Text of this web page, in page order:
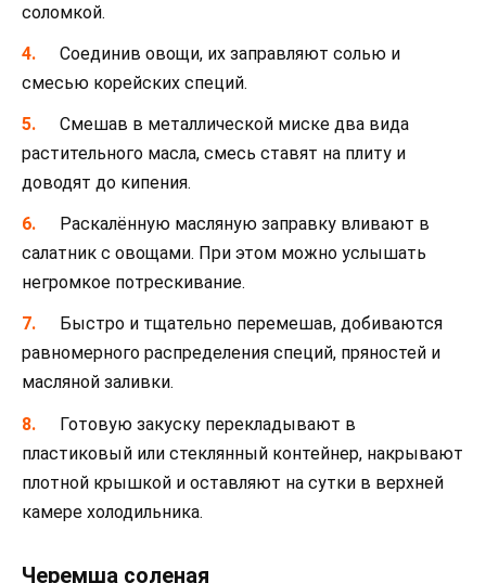
соломкой.
Соединив овощи, их заправляют солью и
смесью корейских специй.
Смешав в металлической миске два вида
растительного масла, смесь ставят на плиту и
доводят до кипения.
Раскалённую масляную заправку вливают в
салатник с овощами. При этом можно услышать
негромкое потрескивание.
Быстро и тщательно перемешав, добиваются
равномерного распределения специй, пряностей и
масляной заливки.
Готовую закуску перекладывают в
пластиковый или стеклянный контейнер, накрывают
плотной крышкой и оставляют на сутки в верхней
камере холодильника.
Черемша соленая